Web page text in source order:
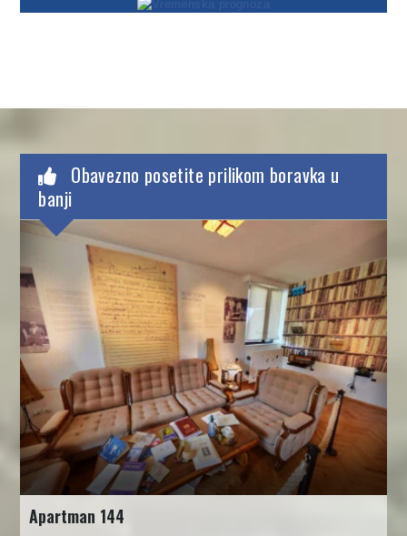
Obavezno posetite prilikom boravka u
banji
Apartman 144